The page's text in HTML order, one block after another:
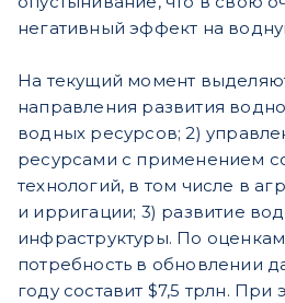
негативный эффект на
На текущий момент
направления развития
водных ресурсов; 2)
ресурсами с применением
технологий, в том числе в
и ирригации; 3) развитие
инфраструктуры. По
потребность в обновлении
году составит $7,5 трлн.